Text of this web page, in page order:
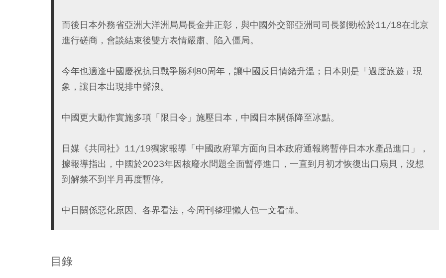
而後日本外務省亞洲大洋洲局局長金井正彰，與中國外交部亞洲司司長劉勁松於11/18在北京
進行磋商，會談結束後雙方表情嚴肅、陷入僵局。
今年也適逢中國慶祝抗日戰爭勝利80周年，讓中國反日情緒升溫；日本則是「過度旅遊」現
象，讓日本出現排中聲浪。
中國更大動作實施多項「限日令」施壓日本，中國日本關係降至冰點。
日媒《共同社》11/19獨家報導「中國政府單方面向日本政府通報將暫停日本水產品進口」，
據報導指出，中國於2023年因核廢水問題全面暫停進口，一直到月初才恢復出口扇貝，沒想
到解禁不到半月再度暫停。
中日關係惡化原因、各界看法，今周刊整理懶人包一文看懂。
目錄